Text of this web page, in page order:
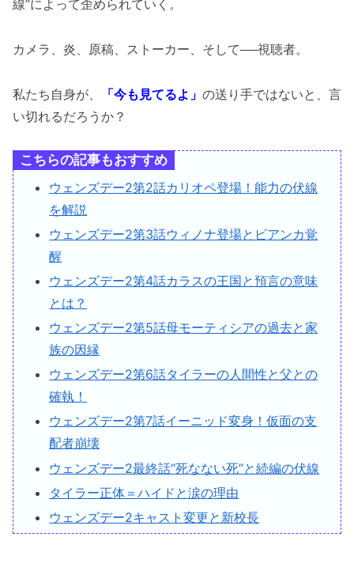
線”によって歪められていく。
カメラ、炎、原稿、ストーカー、そして──視聴者。
私たち自身が、 「今も見てるよ」 の送り手ではないと、言
い切れるだろうか？
こちらの記事もおすすめ
ウェンズデー2第2話カリオペ登場！能力の伏線
を解説
ウェンズデー2第3話ウィノナ登場とビアンカ覚
醒
ウェンズデー2第4話カラスの王国と預言の意味
とは？
ウェンズデー2第5話母モーティシアの過去と家
族の因縁
ウェンズデー2第6話タイラーの人間性と父との
確執！
ウェンズデー2第7話イーニッド変身！仮面の支
配者崩壊
ウェンズデー2最終話“死なない死”と続編の伏線
タイラー正体＝ハイドと涙の理由
ウェンズデー2キャスト変更と新校長